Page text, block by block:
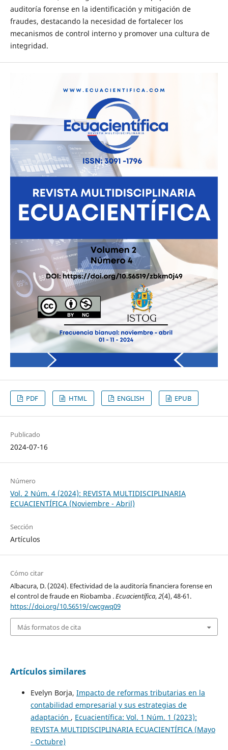
auditoría forense en la identificación y mitigación de
fraudes, destacando la necesidad de fortalecer los
mecanismos de control interno y promover una cultura de
integridad.
PDF HTML ENGLISH EPUB
Publicado
2024-07-16
Número
Vol. 2 Núm. 4 (2024): REVISTA MULTIDISCIPLINARIA
ECUACIENTÍFICA (Noviembre - Abril)
Sección
Artículos
Cómo citar
Albacura, D. (2024). Efectividad de la auditoría financiera forense en
el control de fraude en Riobamba .Ecuacientífica,2(4), 48-61.
https://doi.org/10.56519/cwcgwq09
Más formatos de cita
Artículos similares
Evelyn Borja, Impacto de reformas tributarias en la
contabilidad empresarial y sus estrategias de
adaptación , Ecuacientífica: Vol. 1 Núm. 1 (2023):
REVISTA MULTIDISCIPLINARIA ECUACIENTÍFICA (Mayo
- Octubre)